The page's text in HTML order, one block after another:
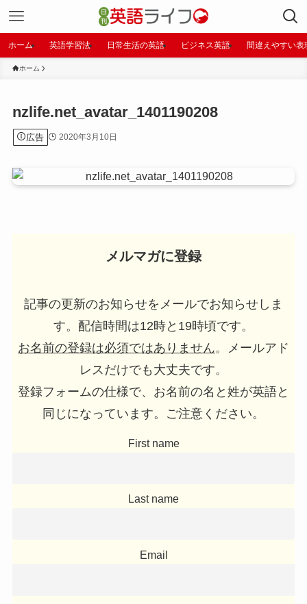
ホーム 英語学習法 日常生活の英語 ビジネス英語 間違えやすい表
ホーム
nzlife.net_avatar_1401190208
広告 2020年3月10日
メルマガに登録
記事の更新のお知らせをメールでお知らせしま
す。配信時間は12時と19時頃です。
お名前の登録は必須ではありません。メールアド
レスだけでも大丈夫です。
登録フォームの仕様で、お名前の名と姓が英語と
同じになっています。ご注意ください。
First name
Last name
Email